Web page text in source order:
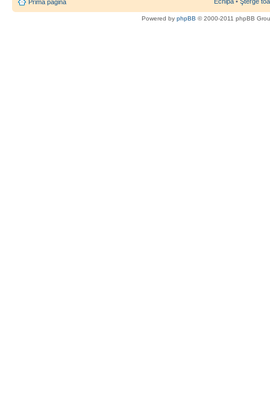
Prima pagină
Powered by phpBB © 2000-2011 phpBB